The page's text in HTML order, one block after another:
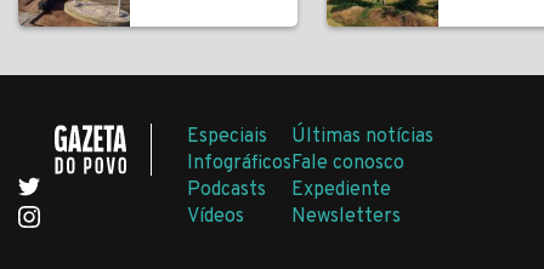
Especiais
Infográficos
Podcasts
Vídeos
Últimas notícias
Fale conosco
Expediente
Newsletters